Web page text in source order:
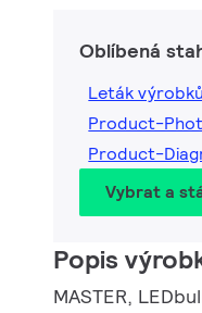
Oblíbená
Leták výrobků
Product-
Product-
Vybrat a
Popis
MASTER,